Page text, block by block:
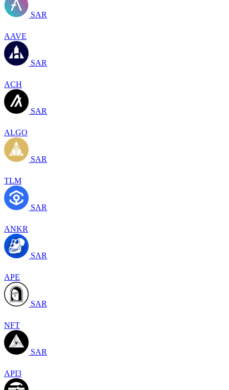
SAR
AAVE
SAR
ACH
SAR
ALGO
SAR
TLM
SAR
ANKR
SAR
APE
SAR
NFT
SAR
API3